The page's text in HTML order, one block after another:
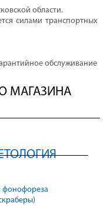
области.
силами транспортных
обслуживание
МАГАЗИНА
фонофореза